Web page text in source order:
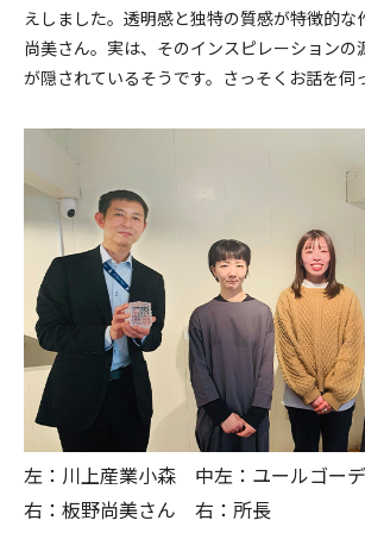
えしました。透明感と独特の質感が特徴的な
尚美さん。実は、そのインスピレーションの
が隠されているそうです。さっそくお話を伺
左：川上産業小森 中左：ユールゴー
右：板野尚美さん 右：所長